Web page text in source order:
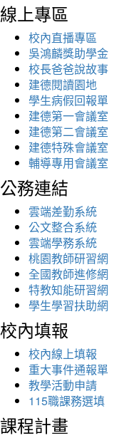
線上專區
校內直播專區
吳鴻麟獎助學金
校長爸爸說故事
建德閱讀園地
學生病假回報單
建德第一會議室
建德第二會議室
建德特殊會議室
輔導專用會議室
公務連結
雲端差勤系統
公文整合系統
雲端學務系統
桃園教師研習網
全國教師進修網
特教知能研習網
學生學習扶助網
校內填報
校內線上填報
重大事件通報單
教學活動申請
115職課務選填
課程計畫